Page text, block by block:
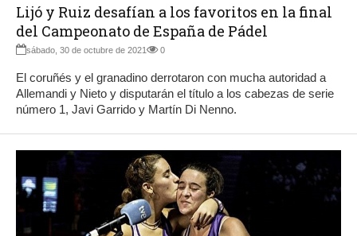
Lijó y Ruiz desafían a los favoritos en la final
del Campeonato de España de Pádel
sábado, 30 de octubre de 2021 0
El coruñés y el granadino derrotaron con mucha autoridad a
Allemandi y Nieto y disputarán el título a los cabezas de serie
número 1, Javi Garrido y Martín Di Nenno.